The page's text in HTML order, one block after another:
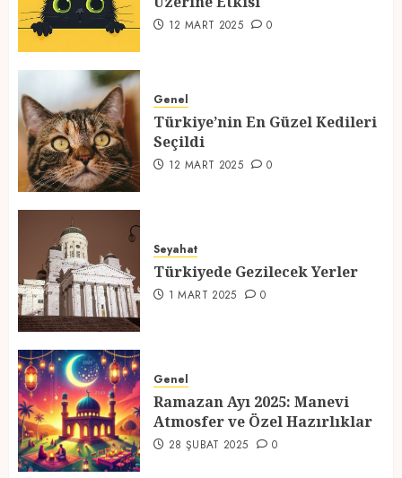
2
3
Seçildi
12 MART 2025 0
4
1 MART 2025
5
Atmosfer ve Özel Hazırlıklar
28 ŞUBAT 2025 0
12 MART 2025 0
Genel
Türkiye’nin En Güzel Kedileri
Seçildi
12 MART 2025 0
Seyahat
Türkiyede Gezilecek Yerler
1 MART 2025 0
Genel
Ramazan Ayı 2025: Manevi
Atmosfer ve Özel Hazırlıklar
28 ŞUBAT 2025 0